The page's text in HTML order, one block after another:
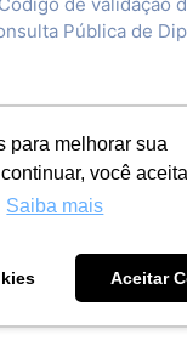
para melhorar sua
você
Saiba mais
Aceitar
de validação
Pública de
Privacidade
- ASSOCIAÇÃO PELOTENSE